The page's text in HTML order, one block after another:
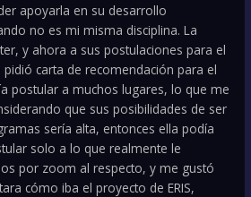
apoyarla en su desarrollo
no es mi misma disciplina. La
y ahora a sus postulaciones para el
carta de recomendación para el
postular a muchos lugares, lo que me
que sus posibilidades de ser
sería alta, entonces ella podía
solo a lo que realmente le
por zoom al respecto, y me gustó
cómo iba el proyecto de ERIS,